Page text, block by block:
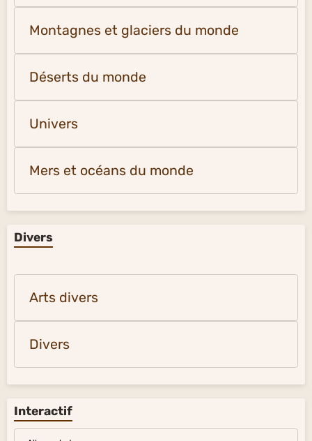
Montagnes et glaciers du monde
Déserts du monde
Univers
Mers et océans du monde
Divers
Arts divers
Divers
Interactif